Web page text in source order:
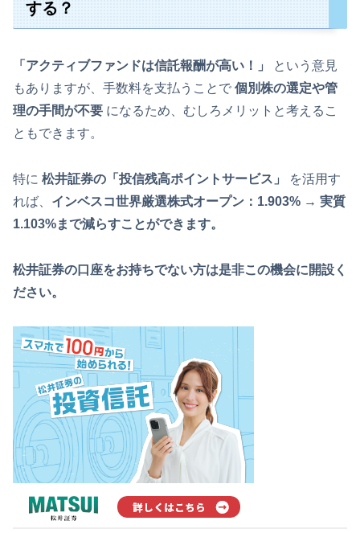
する？
「アクティブファンドは信託報酬が高い！」
という意見
もありますが、手数料を支払うことで 個別株の選定や管
理の手間が不要 になるため、むしろメリットと考えるこ
ともできます。
特に 松井証券の「投信残高ポイントサービス」
を活用す
れば、 インベスコ世界厳選株式オープン：1.903% → 実質
1.103%まで減らすことができます。
松井証券の口座をお持ちでない方は是非この機会に開設く
ださい。